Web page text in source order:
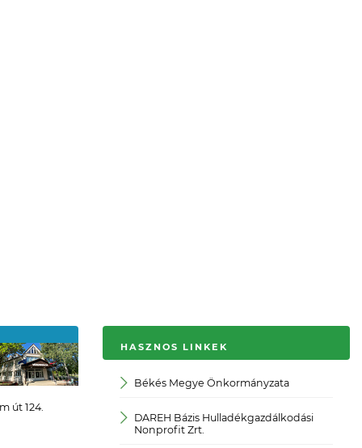
út 124.
HASZNOS LINKEK
Békés Megye Önkormányzata
DAREH Bázis Hulladékgazdálkodási
Nonprofit Zrt.